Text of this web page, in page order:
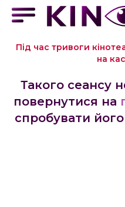
Під час тривоги
на
Такого сеансу
повернутися на
спробувати